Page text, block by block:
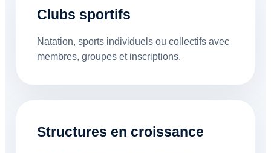
Clubs sportifs
Natation, sports individuels ou collectifs avec
membres, groupes et inscriptions.
Structures en croissance